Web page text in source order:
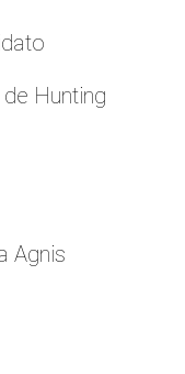
Hunting
Agnis